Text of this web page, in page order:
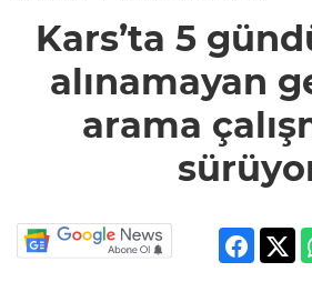
haber
alınamayan
genç için
arama
çalışmaları
sürüyor
Kars’ta 5
alınamayan
arama